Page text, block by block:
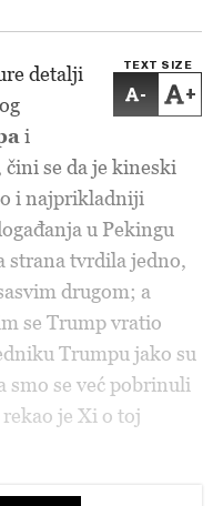
TEXT SIZE
- +
detalji
i
čini se da je kineski
i najprikladniji
u Pekingu
strana tvrdila jedno,
drugom; a
se Trump vratio
Trumpu jako su
smo se već pobrinuli
je Xi o toj